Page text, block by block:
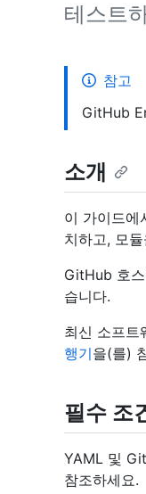
테스트
참고
GitHub
소개
이 가이드에
치하고, 모
GitHub 호
습니다.
최신 소프트
행기을(를)
필수 조
YAML 및
참조하세요.